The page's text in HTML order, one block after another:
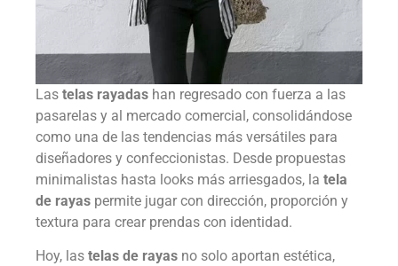
Las telas rayadas han regresado con fuerza a las
pasarelas y al mercado comercial, consolidándose
como una de las tendencias más versátiles para
diseñadores y confeccionistas. Desde propuestas
minimalistas hasta looks más arriesgados, la tela
de rayas permite jugar con dirección, proporción y
textura para crear prendas con identidad.
Hoy, las telas de rayas no solo aportan estética,